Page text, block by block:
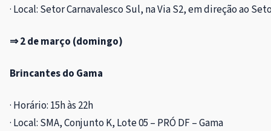
· Local: Setor Carnavalesco Sul, na Via S2, em direção ao
⇒2 de março (domingo)
Brincantes do Gama
· Horário: 15h às 22h
· Local: SMA, Conjunto K, Lote 05 – PRÓ DF – Gama